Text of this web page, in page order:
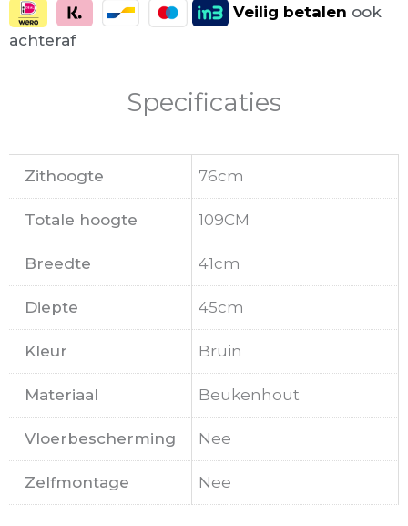
Veilig betalen ook
achteraf
Specificaties
Zithoogte 76cm
Totale hoogte 109CM
Breedte 41cm
Diepte 45cm
Kleur Bruin
Materiaal Beukenhout
Vloerbescherming Nee
Zelfmontage Nee